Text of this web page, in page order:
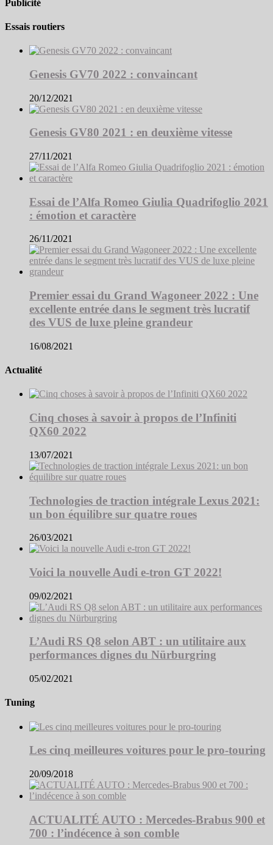
Publicité
Essais routiers
Genesis GV70 2022 : convaincant
20/12/2021
Genesis GV80 2021 : en deuxième vitesse
27/11/2021
Essai de l’Alfa Romeo Giulia Quadrifoglio 2021
: émotion et caractère
26/11/2021
Premier essai du Grand Wagoneer 2022 : Une
excellente entrée dans le segment très lucratif
des VUS de luxe pleine grandeur
16/08/2021
Actualité
Cinq choses à savoir à propos de l’Infiniti
QX60 2022
13/07/2021
Technologies de traction intégrale Lexus 2021:
un bon équilibre sur quatre roues
26/03/2021
Voici la nouvelle Audi e-tron GT 2022!
09/02/2021
L’Audi RS Q8 selon ABT : un utilitaire aux
performances dignes du Nürburgring
05/02/2021
Tuning
Les cinq meilleures voitures pour le pro-touring
20/09/2018
ACTUALITÉ AUTO : Mercedes-Brabus 900 et
700 : l’indécence à son comble